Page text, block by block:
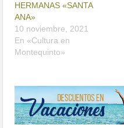
HERMANAS «SANTA
ANA»
10 noviembre, 2021
En «Cultura en
Montequinto»